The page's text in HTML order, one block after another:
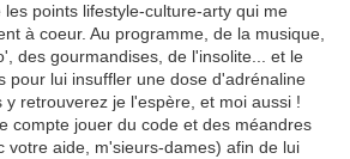
points lifestyle-culture-arty qui me
à coeur. Au programme, de la musique,
des gourmandises, de l'insolite... et le
pour lui insuffler une dose d'adrénaline
y retrouverez je l'espère, et moi aussi !
compte jouer du code et des méandres
votre aide, m'sieurs-dames) afin de lui